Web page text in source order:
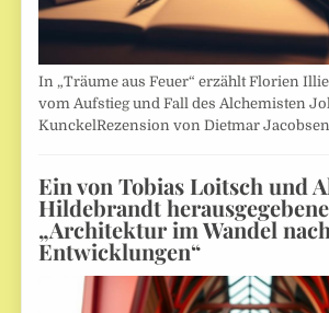
In „Träume aus Feuer“ erzählt Florien
vom Aufstieg und Fall des Alchemisten
KunckelRezension von Dietmar
Ein von Tobias Loitsch und
Hildebrandt
„Architektur im Wandel
Entwicklungen“